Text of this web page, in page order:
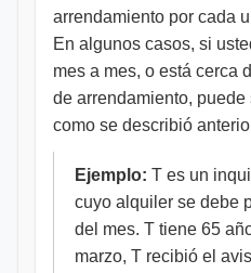
arrendamiento por cada
En algunos casos, si
mes a mes, o está cerca
de arrendamiento,
como se describió
Ejemplo: T es un
cuyo alquiler se debe
del mes. T tiene 65
marzo, T recibió el